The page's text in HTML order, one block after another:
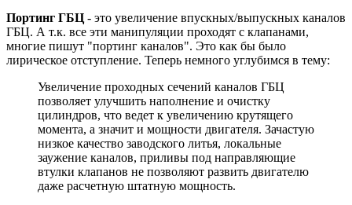
Портинг ГБЦ- это увеличение впускных/выпускных каналов
ГБЦ. А т.к. все эти манипуляции проходят с клапанами,
многие пишут "портинг каналов". Это как бы было
лирическое отступление. Теперь немного углубимся в тему:
Увеличение проходных сечений каналов ГБЦ
позволяет улучшить наполнение и очистку
цилиндров, что ведет к увеличению крутящего
момента, а значит и мощности двигателя. Зачастую
низкое качество заводского литья, локальные
заужение каналов, приливы под направляющие
втулки клапанов не позволяют развить двигателю
даже расчетную штатную мощность.